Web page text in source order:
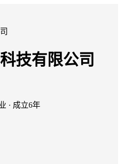
技有限公司
· 成立6年